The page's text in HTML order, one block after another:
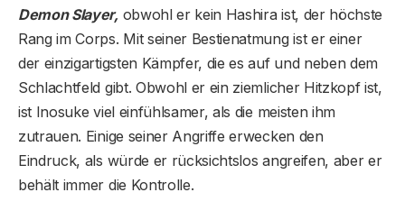
Demon Slayer,obwohl er kein Hashira ist, der höchste
Rang im Corps. Mit seiner Bestienatmung ist er einer
der einzigartigsten Kämpfer, die es auf und neben dem
Schlachtfeld gibt. Obwohl er ein ziemlicher Hitzkopf ist,
ist Inosuke viel einfühlsamer, als die meisten ihm
zutrauen. Einige seiner Angriffe erwecken den
Eindruck, als würde er rücksichtslos angreifen, aber er
behält immer die Kontrolle.